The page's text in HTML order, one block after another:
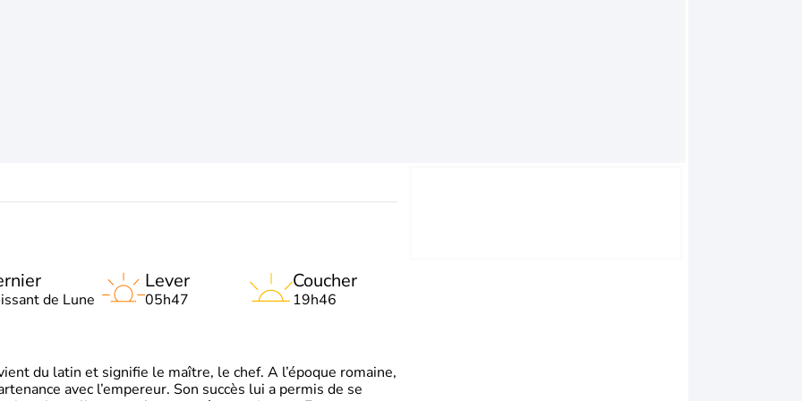
de Lune
Lever
05h47
Coucher
19h46
du latin et signifie le maître, le chef. A l’époque romaine,
avec l’empereur. Son succès lui a permis de se